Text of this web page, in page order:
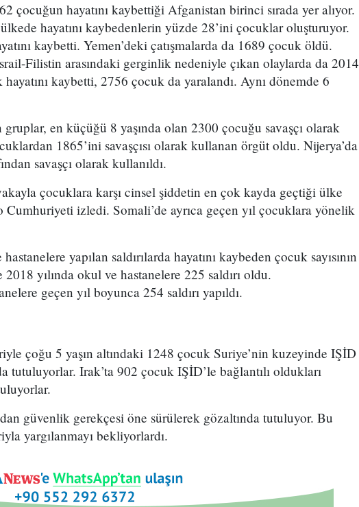
çocuğun hayatını kaybettiği Afganistan birinci sırada yer alıyor.
hayatını kaybedenlerin yüzde 28’ini çocuklar oluşturuyor.
kaybetti. Yemen’deki çatışmalarda da 1689 çocuk öldü.
Filistin arasındaki gerginlik nedeniyle çıkan olaylarda da 2014
kaybetti, 2756 çocuk da yaralandı. Aynı dönemde 6
en küçüğü 8 yaşında olan 2300 çocuğu savaşçı olarak
1865’ini savaşçısı olarak kullanan örgüt oldu. Nijerya’da
savaşçı olarak kullanıldı.
çocuklara karşı cinsel şiddetin en çok kayda geçtiği ülke
izledi. Somali’de ayrıca geçen yıl çocuklara yönelik
yapılan saldırılarda hayatını kaybeden çocuk sayısının
yılında okul ve hastanelere 225 saldırı oldu.
geçen yıl boyunca 254 saldırı yapıldı.
çoğu 5 yaşın altındaki 1248 çocuk Suriye’nin kuzeyinde IŞİD
Irak’ta 902 çocuk IŞİD’le bağlantılı oldukları
güvenlik gerekçesi öne sürülerek gözaltında tutuluyor. Bu
yargılanmayı bekliyorlardı.